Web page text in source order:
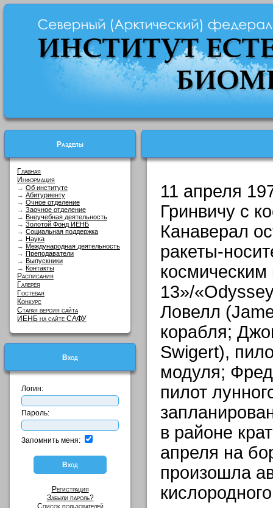
Разделы
Главная
Информация
→ Об институте
→ Абитуриенту
→ Очное отделение
→ Заочное отделение
→ Внеучебная деятельность
→ Золотой Фонд ИЕНБ
→ Социальная поддержка
→ Наука
→ Международная деятельность
→ Преподаватели
→ Выпускники
→ Контакты
Расписания
Галерея
Гостевая
Конкурс
Старая версия сайта
ИЕНБ на сайте САФУ
Вход
Логин:
Пароль:
Запомнить меня:
Регистрация
Забыли пароль?
Список пользователей
11 апреля
Гринвичу с
Канаверал
ракеты-
13»/
Ловелл
корабля;
Swigert),
модуля;
пилот
в районе
апреля на
произошла